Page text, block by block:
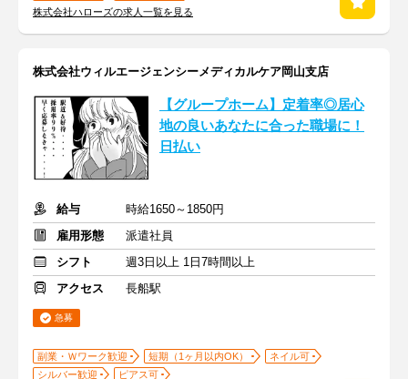
株式会社ハローズの求人一覧を見る
株式会社ウィルエージェンシーメディカルケア岡山支店
【グループホーム】定着率◎居心
地の良いあなたに合った職場に！
日払い
給与
時給1650～1850円
雇用形態
派遣社員
シフト
週3日以上 1日7時間以上
アクセス
長船駅
急募
副業・Ｗワーク歓迎 短期（1ヶ月以内OK）
ネイル可
シルバー歓迎
ピアス可